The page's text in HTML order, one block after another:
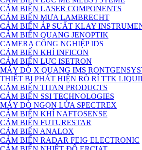
CẢM BIẾN LASER COMPONENTS
CẢM BIẾN MƯA LAMBRECHT
CẢM BIẾN ÁP SUẤT KLAY
CẢM BIẾN QUANG JENOPTIK
CAMERA CÔNG NGHIỆP IDS
CẢM BIẾN KHÍ INFICON
CẢM BIẾN LỰC ISETRON
MÁY DÒ X QUANG IMS
THIẾT BỊ PHÁT HIỆN RÒ RỈ TTK
CẢM BIẾN TITAN PRODUCTS
CẢM BIẾN SSI TECHNOLOGIES
MÁY DÒ NGỌN LỬA SPECTREX
CẢM BIẾN KHÍ NAFTOSENSE
CẢM BIẾN FUTURESTAR
CẢM BIẾN ANALOX
CẢM BIẾN RADAR FEIG ELECTRONIC